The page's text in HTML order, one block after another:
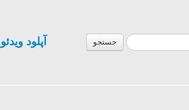
جستجو آپلود ویدئو